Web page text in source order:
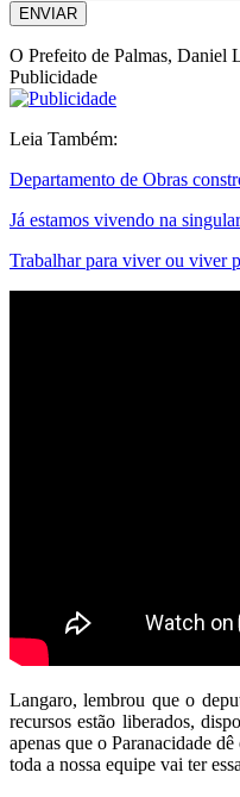
ENVIAR
O Prefeito de Palmas, Daniel
Publicidade
Leia Também:
Departamento de Obras
Já estamos vivendo na
Trabalhar para viver ou viver
Langaro, lembrou que o
recursos estão liberados,
apenas que o Paranacidade
toda a nossa equipe vai ter